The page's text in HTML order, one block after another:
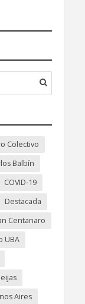
Colectivo
Balbín
COVID-19
Destacada
Centanaro
UBA
Aires